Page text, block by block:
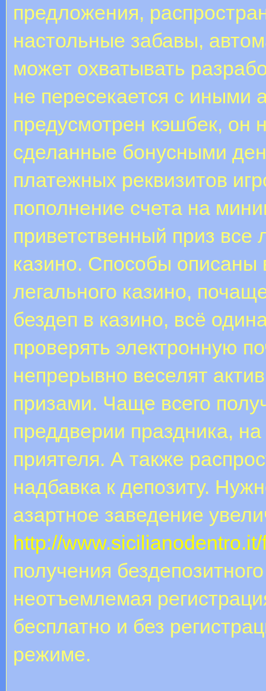
предложения,
настольные забавы,
может охватывать
не пересекается с иными
предусмотрен кэшбек, он
сделанные бонусными
платежных реквизитов
пополнение счета на
приветственный приз
казино. Способы описаны
легального казино,
бездеп в казино, всё
проверять электронную
непрерывно веселят
призами. Чаще всего
преддверии праздника,
приятеля. А также
надбавка к депозиту.
азартное заведение
http://
получения
неотъемлемая
бесплатно и без
режиме.